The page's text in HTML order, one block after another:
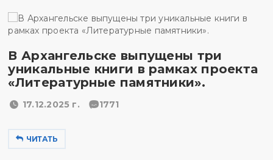
В Архангельске выпущены три
уникальные книги в рамках проекта
«Литературные памятники».
17.12.2025 г. 1771
ЧИТАТЬ